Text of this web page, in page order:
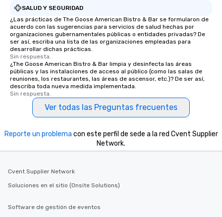
SALUD Y SEGURIDAD
¿Las prácticas de The Goose American Bistro & Bar se formularon de
acuerdo con las sugerencias para servicios de salud hechas por
organizaciones gubernamentales públicas o entidades privadas? De
ser así, escriba una lista de las organizaciones empleadas para
desarrollar dichas prácticas.
Sin respuesta.
¿The Goose American Bistro & Bar limpia y desinfecta las áreas
públicas y las instalaciones de acceso al público (como las salas de
reuniones, los restaurantes, las áreas de ascensor, etc.)? De ser así,
describa toda nueva medida implementada.
Sin respuesta.
Ver todas las Preguntas frecuentes
Reporte un problema con este perfil de sede a la red Cvent Supplier
Network.
Cvent Supplier Network
Soluciones en el sitio (Onsite Solutions)
Software de gestión de eventos